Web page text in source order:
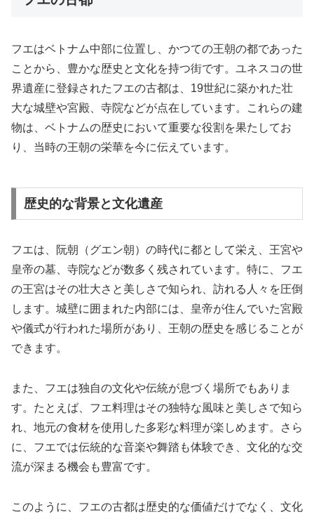
フエはベトナム中部に位置し、かつての王朝の都であった
ことから、豊かな歴史と文化を持つ街です。ユネスコの世
界遺産に登録されたフエの古都は、19世紀に築かれた壮
大な城壁や宮殿、寺院などが点在しています。これらの建
物は、ベトナムの歴史において重要な役割を果たしてお
り、当時の王朝の栄華を今に伝えています。
歴史的な背景と文化遺産
フエは、阮朝（グエン朝）の時代に都として栄え、王宮や
皇帝の墓、寺院などが数多く残されています。特に、フエ
の王宮はその壮大さと美しさで知られ、訪れる人々を圧倒
します。城壁に囲まれた内部には、皇帝が住んでいた宮殿
や儀式が行われた場所があり、王朝の歴史を感じることが
できます。
また、フエは独自の文化や伝統が息づく場所でもありま
す。たとえば、フエ料理はその独特な風味と美しさで知ら
れ、地元の食材を使用した多彩な料理が楽しめます。さら
に、フエでは伝統的な音楽や舞踏も体験でき、文化的な交
流が深まる機会も豊富です。
このように、フエの古都は歴史的な価値だけでなく、文化